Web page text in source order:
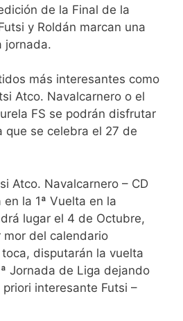
de la Final de la
y Roldán marcan una
jornada.
más interesantes como
Atco. Navalcarnero o el
FS se podrán disfrutar
que se celebra el 27 de
Atco. Navalcarnero – CD
la 1ª Vuelta en la
lugar el 4 de Octubre,
mor del calendario
disputarán la vuelta
Jornada de Liga dejando
interesante Futsi –